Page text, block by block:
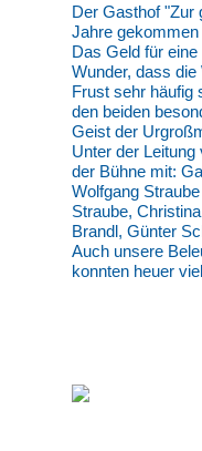
Der Gasthof "Zur
Jahre
Das Geld für
Wunder, dass
Frust sehr häufig
den beiden
Geist der
Unter der
der Bühne mit:
Wolfgang
Straube,
Brandl, Günter
Auch unsere
konnten heuer